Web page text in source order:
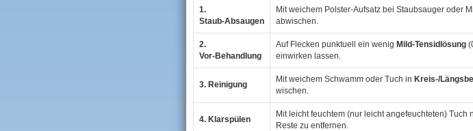
1.
Staub‑Absaugen
Mit weichem Polster‑Aufsatz bei Staubsauger oder
abwischen.
2.
Vor‑Behandlung
Auf Flecken punktuell ein wenig Mild‑Tensidlösung
einwirken lassen.
3. Reinigung
Mit weichem Schwamm oder Tuch in Kreis‑/
wischen.
4. Klarspülen
Mit leicht feuchtem (nur leicht angefeuchteten) Tuch
Reste zu entfernen.